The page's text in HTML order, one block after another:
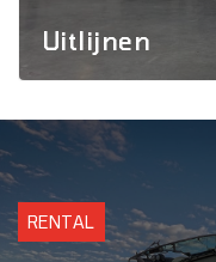
Uitlijnen
RENTAL